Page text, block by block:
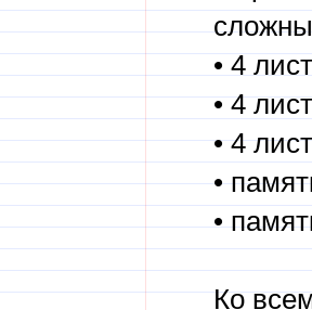
• 4
• 4
• 4
•
•
Ко